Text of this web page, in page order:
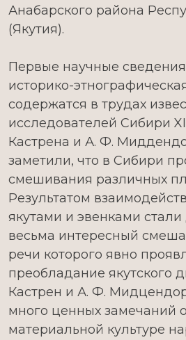
Анабарского района
(Якутия).
Первые научные
историко-
содержатся в трудах
исследователей Сибири
Кастрена и А. Ф.
заметили, что в Сибири
смешивания различных
Результатом
якутами и эвенками
весьма интересный
речи которого явно
преобладание якутского
Кастрен и А. Ф.
много ценных замечаний о
материальной культуре